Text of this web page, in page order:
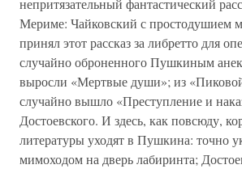
непритязательный фантастический
Мериме: Чайковский с простодушием
принял этот рассказ за либретто для
случайно оброненного Пушкиным
выросли «Мертвые души»; из
случайно вышло «Преступление и
Достоевского. И здесь, как повсюду,
литературы уходят в Пушкина: точно
мимоходом на дверь лабиринта;